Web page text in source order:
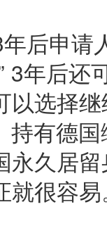
后申请
3年后
以选择
持有德
永久居
就很容